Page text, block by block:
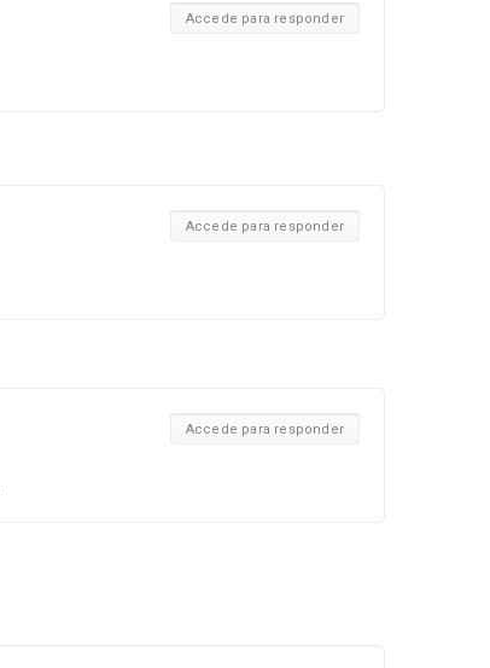
Accede para responder
Accede para responder
Accede para responder